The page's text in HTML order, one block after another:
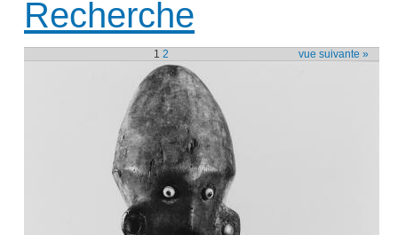
Recherche
vue suivante »
1 2